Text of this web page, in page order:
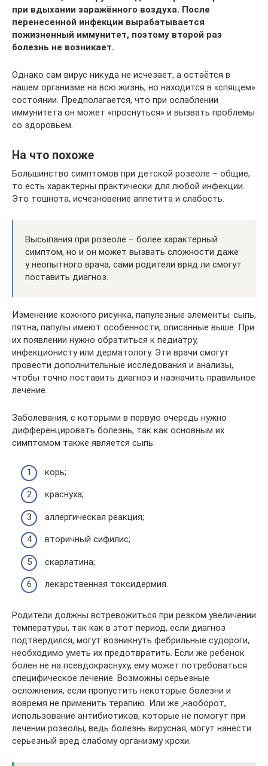
при вдыхании заражённого воздуха. После
перенесенной инфекции вырабатывается
пожизненный иммунитет, поэтому второй раз
болезнь не возникает.
Однако сам вирус никуда не исчезает, а остаётся в
нашем организме на всю жизнь, но находится в «спящем»
состоянии. Предполагается, что при ослаблении
иммунитета он может «проснуться» и вызвать проблемы
со здоровьем.
На что похоже
Большинство симптомов при детской розеоле – общие,
то есть характерны практически для любой инфекции.
Это тошнота, исчезновение аппетита и слабость.
Высыпания при розеоле – более характерный
симптом, но и он может вызвать сложности даже
у неопытного врача, сами родители вряд ли смогут
поставить диагноз.
Изменение кожного рисунка, папулезные элементы: сыпь,
пятна, папулы имеют особенности, описанные выше. При
их появлении нужно обратиться к педиатру,
инфекционисту или дерматологу. Эти врачи смогут
провести дополнительные исследования и анализы,
чтобы точно поставить диагноз и назначить правильное
лечение.
Заболевания, с которыми в первую очередь нужно
дифференцировать болезнь, так как основным их
симптомом также является сыпь:
корь;
краснуха;
аллергическая реакция;
вторичный сифилис;
скарлатина;
лекарственная токсидермия.
Родители должны встревожиться при резком увеличении
температуры, так как в этот период, если диагноз
подтвердился, могут возникнуть фебрильные судороги,
необходимо уметь их предотвратить. Если же ребенок
болен не на псевдокраснуху, ему может потребоваться
специфическое лечение. Возможны серьезные
осложнения, если пропустить некоторые болезни и
вовремя не применить терапию. Или же ,наоборот,
использование антибиотиков, которые не помогут при
лечении розеолы, ведь болезнь вирусная, могут нанести
серьезный вред слабому организму крохи.